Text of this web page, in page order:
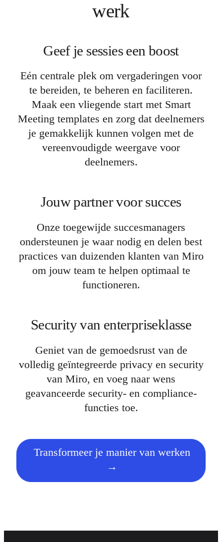
werk
Geef je sessies een boost
Eén centrale plek om vergaderingen voor
te bereiden, te beheren en faciliteren.
Maak een vliegende start met Smart
Meeting templates en zorg dat deelnemers
je gemakkelijk kunnen volgen met de
vereenvoudigde weergave voor
deelnemers.
Jouw partner voor succes
Onze toegewijde succesmanagers
ondersteunen je waar nodig en delen best
practices van duizenden klanten van Miro
om jouw team te helpen optimaal te
functioneren.
Security van enterpriseklasse
Geniet van de gemoedsrust van de
volledig geïntegreerde privacy en security
van Miro, en voeg naar wens
geavanceerde security- en compliance-
functies toe.
Transformeer je manier van werken